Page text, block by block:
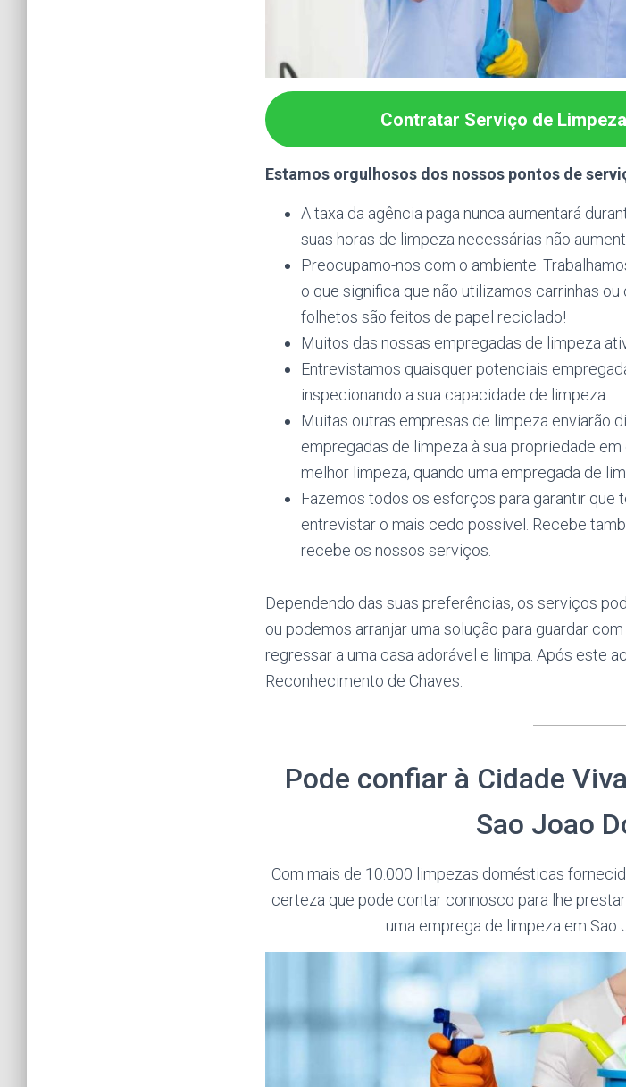
Contratar Serviço de
Estamos orgulhosos dos nossos pontos de
A taxa da agência paga nunca aumentará
suas horas de limpeza necessárias não
Preocupamo-nos com o ambiente.
o que significa que não utilizamos carrinhas
folhetos são feitos de papel reciclado!
Muitos das nossas empregadas de limpeza
Entrevistamos quaisquer potenciais
inspecionando a sua capacidade de limpeza.
Muitas outras empresas de limpeza enviarão
empregadas de limpeza à sua propriedade
melhor limpeza, quando uma empregada de
Fazemos todos os esforços para garantir que
entrevistar o mais cedo possível. Recebe
recebe os nossos serviços.
Dependendo das suas preferências, os serviços
ou podemos arranjar uma solução para guardar
regressar a uma casa adorável e limpa. Após este
Reconhecimento de Chaves.
Pode confiar à Cidade
Sao Joao
Com mais de 10.000 limpezas domésticas
certeza que pode contar connosco para lhe
uma emprega de limpeza em Sao